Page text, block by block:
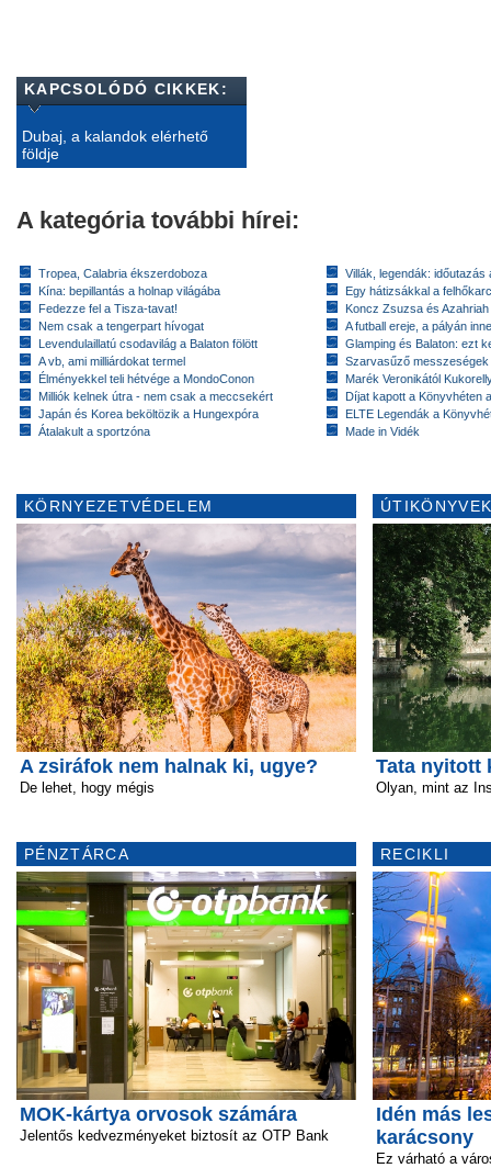
KAPCSOLÓDÓ CIKKEK:
Dubaj, a kalandok elérhető
földje
A kategória további hírei:
Tropea, Calabria ékszerdoboza
Kína: bepillantás a holnap világába
Fedezze fel a Tisza-tavat!
Nem csak a tengerpart hívogat
Levendulaillatú csodavilág a Balaton fölött
A vb, ami milliárdokat termel
Élményekkel teli hétvége a MondoConon
Milliók kelnek útra - nem csak a meccsekért
Japán és Korea beköltözik a Hungexpóra
Átalakult a sportzóna
Villák, legendák: időutazás
Egy hátizsákkal a
Koncz Zsuzsa és
A futball ereje, a pályán
Glamping és Balaton: ezt
Szarvasűző messzeségek
Marék Veronikától
Díjat kapott a Könyvhéten
ELTE Legendák a
Made in Vidék
KÖRNYEZETVÉDELEM
A zsiráfok nem halnak ki, ugye?
De lehet, hogy mégis
PÉNZTÁRCA
MOK-kártya orvosok számára
Jelentős kedvezményeket biztosít az OTP Bank
Tata nyitott
Olyan, mint az
RECIKLI
Idén más
karácsony
Ez várható a